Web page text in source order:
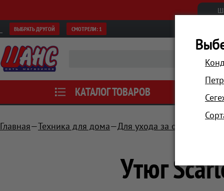
ВЫБРАТЬ ДРУГОЙ СМОТРЕЛИ: 1
КАТАЛОГ ТОВАРОВ АКЦИИ
Главная Техника для дома Для ухода за одеждой
Утюг